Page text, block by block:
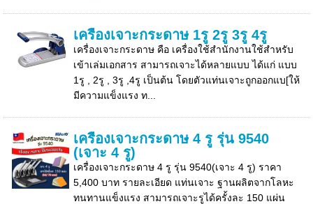
เครื่องเจาะกระดาษ 1รู 2รู 3รู 4รู
เครื่องเจาะกระดาษ คือ เครื่องใช้สำนักงานใช้สำหรับ
เข้าเล่มเอกสาร สามารถเจาะได้หลายแบบ ได้แก่ แบบ
1รู , 2รู , 3รู ,4รู เป็นต้น โดยตัวแท่นเจาะถูกออกแบ[ให้
มีความแข็งแรง ท...
เครื่องเจาะกระดาษ 4 รู รุ่น 9540
(เจาะ 4 รู)
เครื่องเจาะกระดาษ 4 รู รุ่น 9540(เจาะ 4 รู) ราคา
5,400 บาท รายละเอียด แท่นเจาะ ฐานผลิตจากโลหะ
ทนทานแข็งแรง สามารถเจาะรูได้ครั้งละ 150 แผ่น